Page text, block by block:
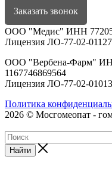
Заказать звонок
ООО "Медис" ИНН
Лицензия ЛО-77-02-
ООО "Вербена-Фарм"
1167746869564
Лицензия ЛО-77-02-
Политика
2026 © Мосгомеопат -
Найти